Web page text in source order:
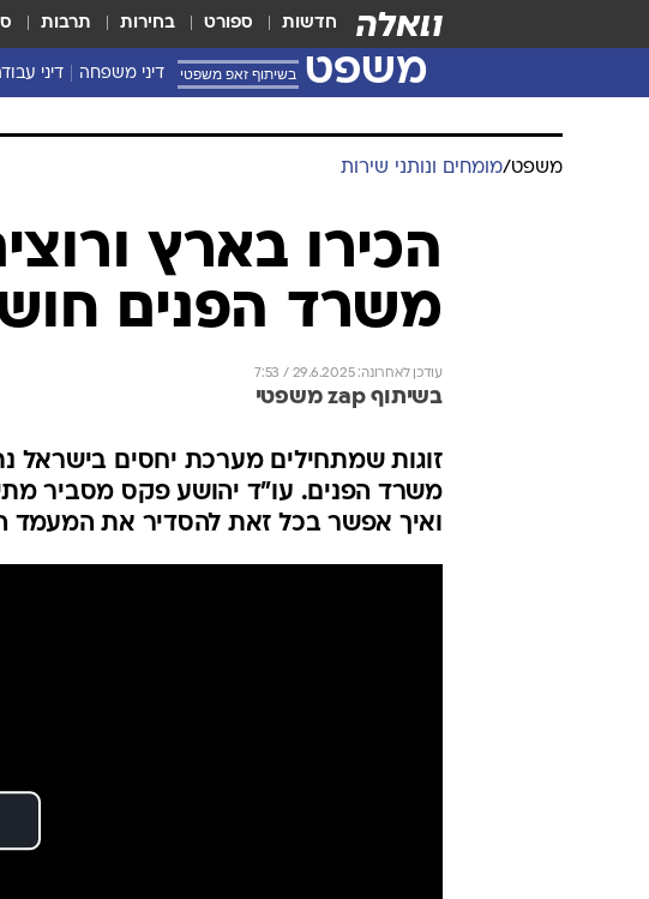
חדשות ספורט בחירות תרבות
משפט בשיתוף זאפ משפטי דיני משפחה דיני
משפט/מומחים ונותני שירות
הכירו בארץ
משרד הפנים
עודכן לאחרונה: 29.6.2025 / 7:53
בשיתוף zap משפטי
זוגות שמתחילים מערכת יחסים בישראל
משרד הפנים. עו"ד יהושע פקס מסביר
ואיך אפשר בכל זאת להסדיר את המעמד